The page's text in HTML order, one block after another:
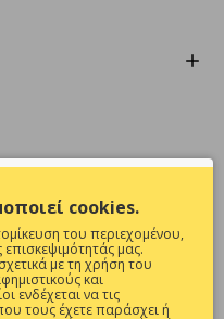
προσφορές ;
Εγγραφή
παρακάτω
cookies.
του περιεχομένου,
μας.
με τη χρήση του
και
ενδέχεται να τις
τους έχετε παράσχει ή